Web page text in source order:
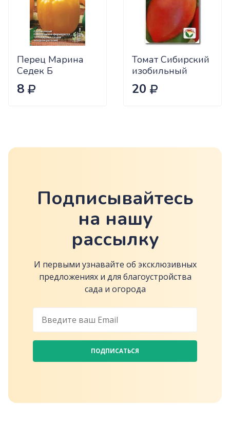
Перец Марина
Седек Б
8
Томат Сибирский
изобильный
Сиб.сад Ц
20
Подписывайтесь
на нашу
рассылку
И первыми узнавайте об эксклюзивных
предложениях и для благоустройства
сада и огорода
ПОДПИСАТЬСЯ